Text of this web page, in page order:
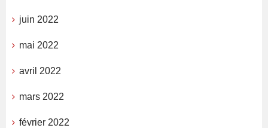
juin 2022
mai 2022
avril 2022
mars 2022
février 2022